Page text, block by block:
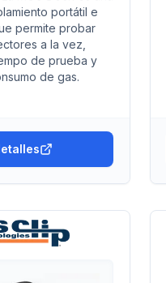
portátil e
permite probar
a la vez,
de prueba y
de gas.